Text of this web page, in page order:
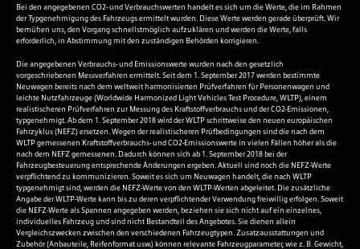
Bei den angegebenen CO2- und Verbrauchswerten handelt es sich um die Werte, die im Rahmen
der Typgenehmigung des Fahrzeugs ermittelt wurden. Diese Werte werden gerade überprüft. Wir
bemühen uns, den Vorgang schnellstmöglich aufzuklären und werden die Werte, falls
erforderlich, in Abstimmung mit den zuständigen Behörden korrigieren.
Die angegebenen Verbrauchs- und Emissionswerte wurden nach den gesetzlich
vorgeschriebenen Messverfahren ermittelt. Seit dem 1. September 2017 werden bestimmte
Neuwagen bereits nach dem weltweit harmonisierten Prüfverfahren für Personenwagen und
leichte Nutzfahrzeuge (Worldwide Harmonized Light Vehicles Test Procedure, WLTP), einem
realistischeren Prüfverfahren zur Messung des Kraftstoffverbrauchs und der CO2-Emissionen,
typgenehmigt. Ab dem 1. September 2018 wird der WLTP schrittweise den neuen europäischen
Fahrzyklus (NEFZ) ersetzen. Wegen der realistischeren Prüfbedingungen sind die nach dem
WLTP gemessenen Kraftstoffverbrauchs- und CO2-Emissionswerte in vielen Fällen höher als die
nach dem NEFZ gemessenen. Dadurch können sich ab 1. September 2018 bei der
Fahrzeugbesteuerung entsprechende Änderungen ergeben. Aktuell sind noch die NEFZ-Werte
verpflichtend zu kommunizieren. Soweit es sich um Neuwagen handelt, die nach WLTP
typgenehmigt sind, werden die NEFZ-Werte von den WLTP-Werten abgeleitet. Die zusätzliche
Angabe der WLTP-Werte kann bis zu deren verpflichtender Verwendung freiwillig erfolgen. Soweit
die NEFZ-Werte als Spannen angegeben werden, beziehen sie sich nicht auf ein einzelnes,
individuelles Fahrzeug und sind nicht Bestandteil des Angebotes. Sie dienen allein
Vergleichszwecken zwischen den verschiedenen Fahrzeugtypen. Zusatzausstattungen und
Zubehör (Anbauteile, Reifenformat usw.) können relevante Fahrzeugparameter, wie z. B. Gewicht,